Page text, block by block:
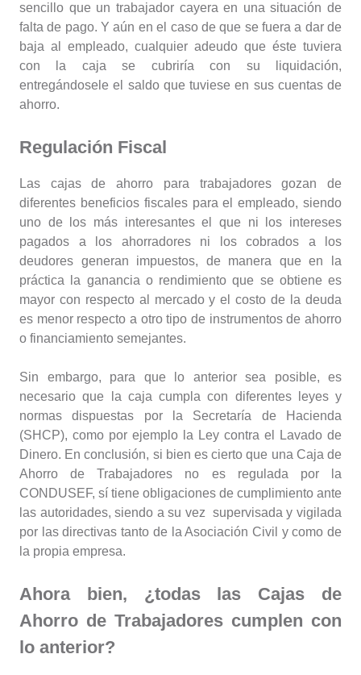
sencillo que un trabajador cayera en una situación de
falta de pago. Y aún en el caso de que se fuera a dar de
baja al empleado, cualquier adeudo que éste tuviera
con la caja se cubriría con su liquidación,
entregándosele el saldo que tuviese en sus cuentas de
ahorro.
Regulación Fiscal
Las cajas de ahorro para trabajadores gozan de
diferentes beneficios fiscales para el empleado, siendo
uno de los más interesantes el que ni los intereses
pagados a los ahorradores ni los cobrados a los
deudores generan impuestos, de manera que en la
práctica la ganancia o rendimiento que se obtiene es
mayor con respecto al mercado y el costo de la deuda
es menor respecto a otro tipo de instrumentos de ahorro
o financiamiento semejantes.
Sin embargo, para que lo anterior sea posible, es
necesario que la caja cumpla con diferentes leyes y
normas dispuestas por la Secretaría de Hacienda
(SHCP), como por ejemplo la Ley contra el Lavado de
Dinero. En conclusión, si bien es cierto que una Caja de
Ahorro de Trabajadores no es regulada por la
CONDUSEF, sí tiene obligaciones de cumplimiento ante
las autoridades, siendo a su vez supervisada y vigilada
por las directivas tanto de la Asociación Civil y como de
la propia empresa.
Ahora bien, ¿todas las Cajas de
Ahorro de Trabajadores cumplen con
lo anterior?